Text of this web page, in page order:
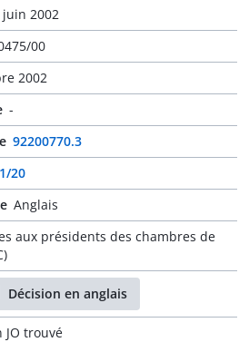
juin 2002
00
2002
-
92200770.3
20
Anglais
aux présidents des chambres de
Décision en anglais
JO trouvé